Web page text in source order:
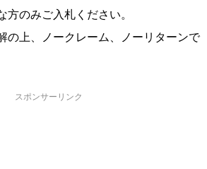
方のみご入札ください。
の上、ノークレーム、ノーリターンで
スポンサーリンク